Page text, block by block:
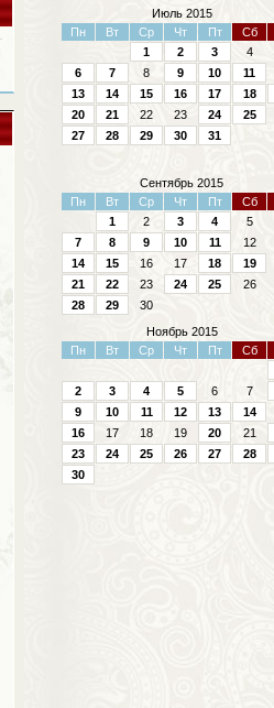
Июль 2015
Пн
Вт Ср Чт Пт
Сб
1
2 3
4
6
7 8 9 10
11
13
14 15 16 17
18
20
21 22 23 24
25
27
28 29 30 31
Сентябрь 2015
Пн
Вт Ср Чт Пт
Сб
1
2 3 4
5
7
8 9 10 11
12
14
15 16 17 18
19
21
22 23 24 25
26
28
29
30
Ноябрь 2015
Пн
Вт Ср Чт Пт Сб
2 3 4 5 6
7
9
10 11 12 13
14
16
17 18 19 20
21
23
24 25 26 27
28
30